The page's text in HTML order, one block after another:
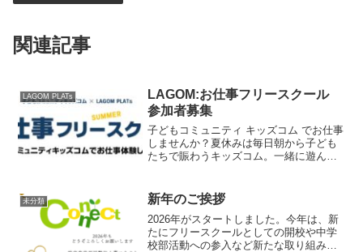
関連記事
LAGOM PLATs
LAGOM:お仕事フリースクール
参加者募集
子どもコミュニティ キッズコム でお仕事
しませんか？夏休みは毎日朝から子ども
たちで賑わうキッズコム。一緒に遊んで
ートのお仕事を体験し社会と繋がる【お
仕事フリースクール】...
未分類 新年のご挨拶
2026年がスタートしました。今年は、新
たにフリースクールとしての開校や中学
校部活動への参入など新たな取り組みが